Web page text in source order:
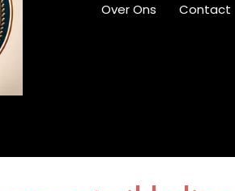
Over Ons Contact